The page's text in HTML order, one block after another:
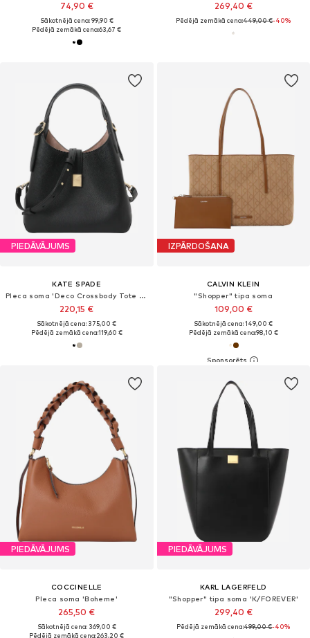
74,90 €
Sākotnējā cena: 99,90 €
Pēdējā zemākā cena:63,67 €
269,40 €
Pēdējā zemākā cena:449,00 €-40%
PIEDĀVĀJUMS
KATE SPADE
Pleca soma 'Deco Crossbody Tote Bag'
220,15 €
Sākotnējā cena: 375,00 €
Pēdējā zemākā cena:119,60 €
IZPĀRDOŠANA
CALVIN KLEIN
"Shopper" tipa soma
109,00 €
Sākotnējā cena: 149,00 €
Pēdējā zemākā cena:98,10 €
PIEDĀVĀJUMS
COCCINELLE
Pleca soma 'Boheme'
265,50 €
Sākotnējā cena: 369,00 €
Pēdējā zemākā cena:263,20 €
PIEDĀVĀJUMS
KARL LAGERFELD
"Shopper" tipa soma 'K/FOREVER'
299,40 €
Pēdējā zemākā cena:499,00 €-40%